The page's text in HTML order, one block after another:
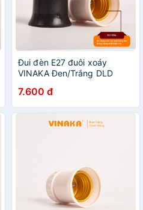
Đui đèn E27 đuôi xoáy
VINAKA Đen/Trắng DLD
7.600 đ